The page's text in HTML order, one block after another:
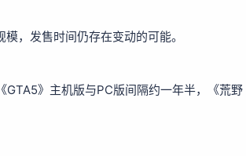
，发售时间仍存在变动的可能。
》主机版与PC版间隔约一年半，《荒野